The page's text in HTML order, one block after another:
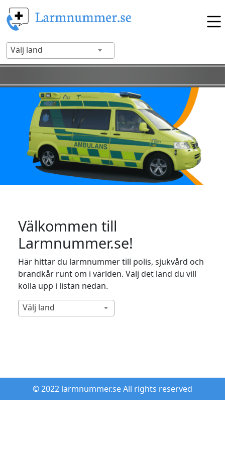
Välj land
Välkommen till
Larmnummer.se!
Här hittar du larmnummer till polis, sjukvård och
brandkår runt om i världen. Välj det land du vill
kolla upp i listan nedan.
Välj land
© 2022 larmnummer.se All rights reserved